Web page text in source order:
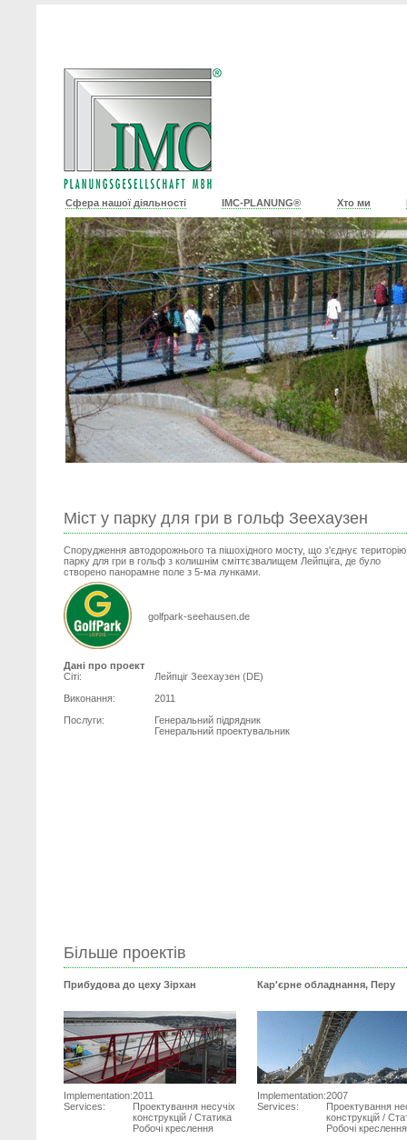
Сфера нашої діяльності IMC-PLANUNG® Хто ми
Міст у парку для гри в гольф Зеехаузен
Спорудження автодорожнього та пішохідного мосту, що з'єднує територію
парку для гри в гольф з колишнiм сміттєзвалищем Лейпцiга, де було
створено панорамне поле з 5-ма лунками.
golfpark-seehausen.de
Дані про проект
Сіті:
Лейпцiг Зеехаузен (DE)
Виконання:
2011
Послуги:
Генеральний підрядник
Генеральний проектувальник
Більше проектів
Прибудова до цеху Зірхан
Implementation:2011
Services:
Проектування несучіх
конструкцій / Статика
Робочі креслення
Кар'єрне обладнання, Перу
Implementation:2007
Services:
Проектування
конструкцій /
Робочі креслення